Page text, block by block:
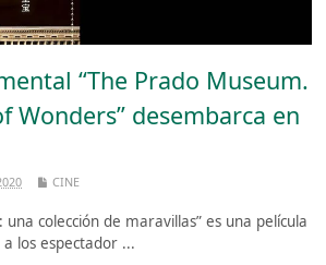
“The Prado Museum.
Wonders” desembarca en
CINE
una colección de maravillas” es una película
los espectador ...